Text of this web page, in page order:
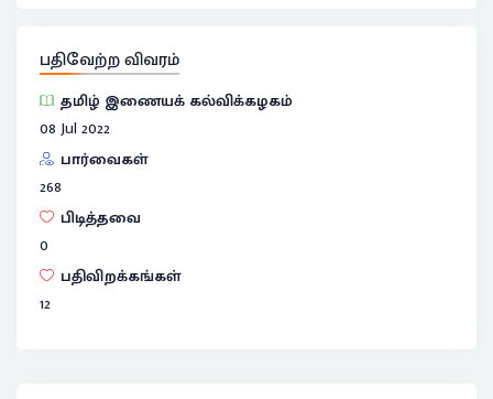
பதிவேற்ற விவரம்
தமிழ் இணையக் கல்விக்கழகம்
08 Jul 2022
பார்வைகள்
268
பிடித்தவை
0
பதிவிறக்கங்கள்
12